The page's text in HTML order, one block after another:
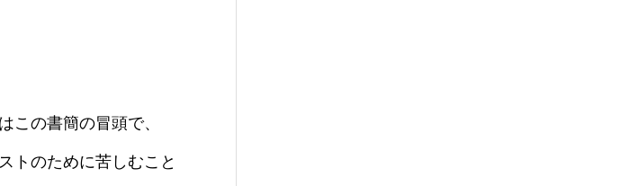
この書簡の冒頭で、
トのために苦しむこと